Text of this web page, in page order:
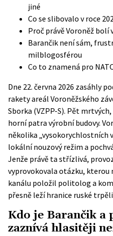
jiné
Co se slibovalo v roce
Proč právě Voroněž bolí
Barančik není sám,
milblogosférou
Co to znamená pro
Dne 22. června 2026 zasáhly
rakety areál Voroněžského
Sborka (VZPP-S). Pět
horní patra výrobní budovy.
několika „vysokorychlostních
lokální nouzový režim a
Jenže právě ta střízlivá,
vyprovokovala otázku, kterou
kanálu položil politolog a
přesně leží hranice ruské
Kdo je Barančik a
zaznívá hlasitěji